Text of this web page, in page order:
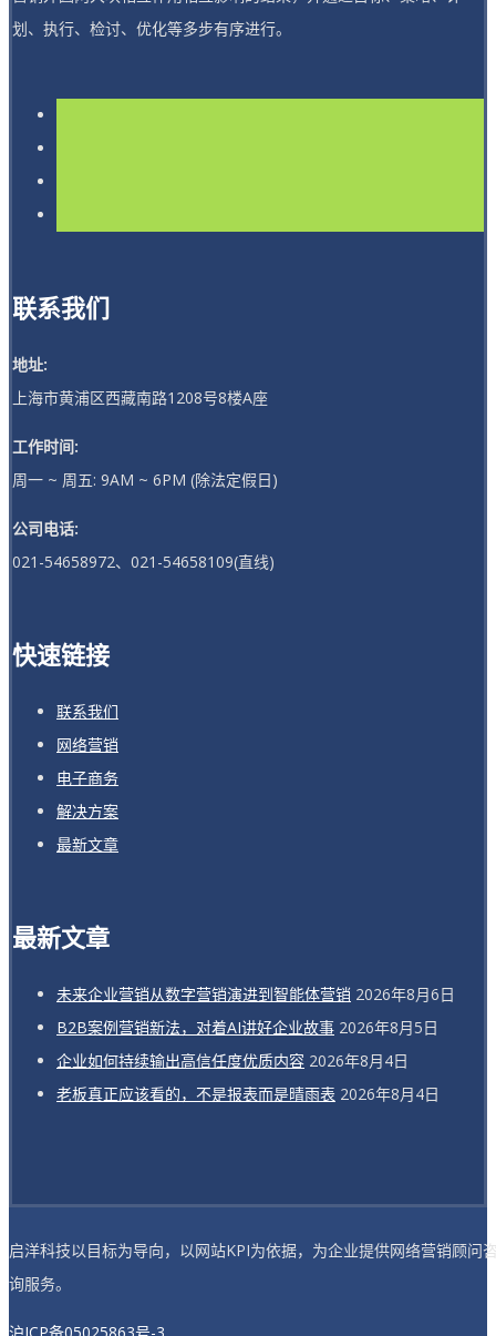
划、执行、检讨、优化等多步有序进行。
联系我们
地址:
上海市黄浦区西藏南路1208号8楼A座
工作时间:
周一 ~ 周五: 9AM ~ 6PM (除法定假日)
公司电话:
021-54658972、021-54658109(直线)
快速链接
联系我们
网络营销
电子商务
解决方案
最新文章
最新文章
未来企业营销从数字营销演进到智能体营销 2026年8月6日
B2B案例营销新法，对着AI讲好企业故事 2026年8月5日
企业如何持续输出高信任度优质内容 2026年8月4日
老板真正应该看的，不是报表而是晴雨表 2026年8月4日
启洋科技以目标为导向，以网站KPI为依据，为企业提供网络营销顾问
询服务。